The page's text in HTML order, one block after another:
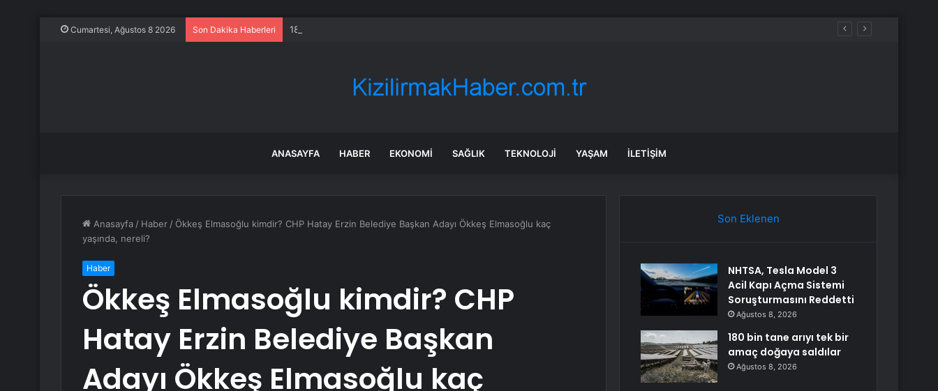
Cumartesi, Ağustos 8 2026 Son Dakika Haberleri 180 bin tane arıyı tek bir amaç doğaya saldılar
ANASAYFA HABER EKONOMI SAĞLIK TEKNOLOJI YAŞAM İLETIŞIM
Anasayfa / Haber / Ökkeş Elmasoğlu kimdir? CHP Hatay Erzin Belediye Başkan Adayı Ökkeş Elmasoğlu kaç
yaşında, nereli?
Haber
Ökkeş Elmasoğlu kimdir? CHP
Hatay Erzin Belediye Başkan
Adayı Ökkeş Elmasoğlu kaç
Son Eklenen
NHTSA, Tesla Model 3
Acil Kapı Açma Sistemi
Soruşturmasını Reddetti
Ağustos 8, 2026
180 bin tane arıyı tek bir
amaç doğaya saldılar
Ağustos 8, 2026